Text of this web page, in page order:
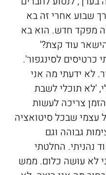
שבוע אחרי זה בא
מפקד חדש. הוא בא
עוד קצת?'
כרטיסים לסינגפור'.
לא ידעתי מה אני
'לא תוכלי לשבת
צריכה לעשות
עצמי שבכל סיטואציה
גבוהה וגם
נהניתי. החלטתי
לא עושה כלום. ממש